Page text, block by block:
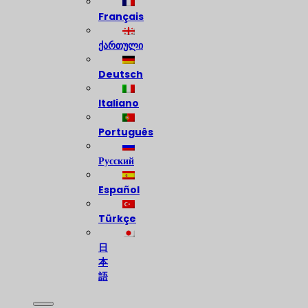
Français
ქართული
Deutsch
Italiano
Português
Русский
Español
Türkçe
日
本
語